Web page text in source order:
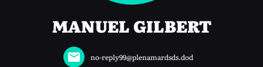
MANUEL GILBERT
no-reply99@plenamardsds.dod